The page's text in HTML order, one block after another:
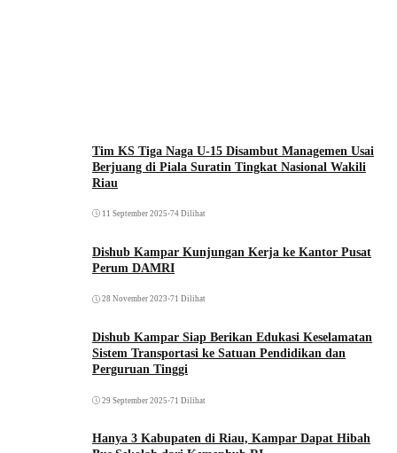
Tim KS Tiga Naga U-15 Disambut Managemen Usai
Berjuang di Piala Suratin Tingkat Nasional Wakili
Riau
11 September 2025 •74 Dilihat
Dishub Kampar Kunjungan Kerja ke Kantor Pusat
Perum DAMRI
28 November 2023 •71 Dilihat
Dishub Kampar Siap Berikan Edukasi Keselamatan
Sistem Transportasi ke Satuan Pendidikan dan
Perguruan Tinggi
29 September 2025 •71 Dilihat
Hanya 3 Kabupaten di Riau, Kampar Dapat Hibah